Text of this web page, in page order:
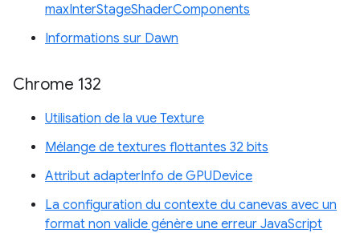
maxInterStageShaderComponents
Informations sur Dawn
Chrome 132
Utilisation de la vue Texture
Mélange de textures flottantes 32 bits
Attribut adapterInfo de GPUDevice
La configuration du contexte du canevas avec un
format non valide génère une erreur JavaScript